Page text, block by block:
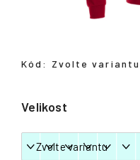
Velikost
Kód: Zvolte variantu